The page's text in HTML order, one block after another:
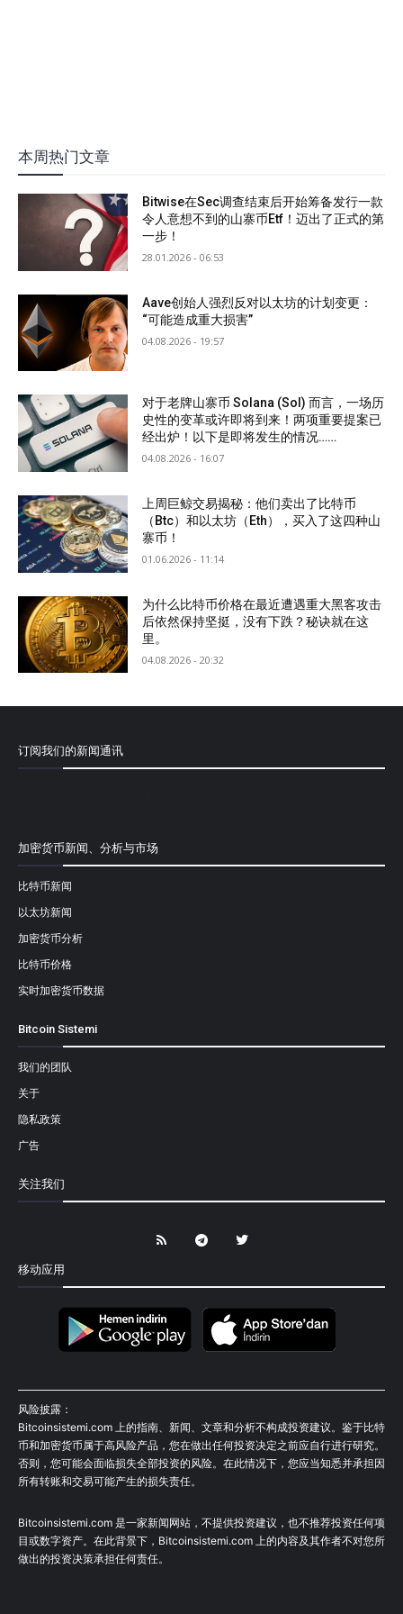
本周热门文章
Bitwise在Sec调查结束后开始筹备发行一款
令人意想不到的山寨币Etf！迈出了正式的第
一步！
28.01.2026 - 06:53
Aave创始人强烈反对以太坊的计划变更：
“可能造成重大损害”
04.08.2026 - 19:57
对于老牌山寨币 Solana (Sol) 而言，一场历
史性的变革或许即将到来！两项重要提案已
经出炉！以下是即将发生的情况……
04.08.2026 - 16:07
上周巨鲸交易揭秘：他们卖出了比特币
（Btc）和以太坊（Eth），买入了这四种山
寨币！
01.06.2026 - 11:14
为什么比特币价格在最近遭遇重大黑客攻击
后依然保持坚挺，没有下跌？秘诀就在这
里。
04.08.2026 - 20:32
订阅我们的新闻通讯
加密货币新闻、分析与市场
比特币新闻
以太坊新闻
加密货币分析
比特币价格
实时加密货币数据
Bitcoin Sistemi
我们的团队
关于
隐私政策
广告
关注我们
移动应用
风险披露：
Bitcoinsistemi.com 上的指南、新闻、文章和分析不构成投资建议。鉴于比特
币和加密货币属于高风险产品，您在做出任何投资决定之前应自行进行研究。
否则，您可能会面临损失全部投资的风险。在此情况下，您应当知悉并承担因
所有转账和交易可能产生的损失责任。
Bitcoinsistemi.com 是一家新闻网站，不提供投资建议，也不推荐投资任何项
目或数字资产。在此背景下，Bitcoinsistemi.com 上的内容及其作者不对您所
做出的投资决策承担任何责任。